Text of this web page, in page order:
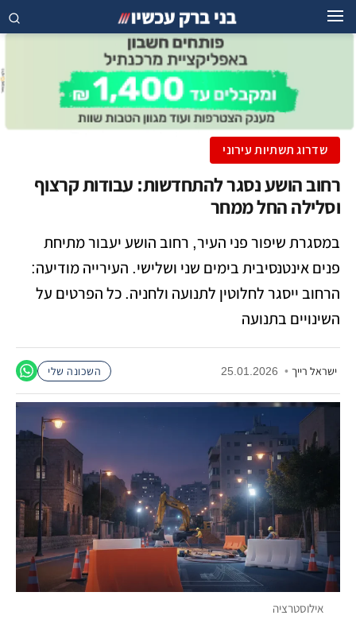
שדרוג תשתיות עירוני
רחוב הושע נסגר להתחדשות: עבודות קרצוף
וסלילה החל ממחר
במסגרת שיפור פני העיר, רחוב הושע יעבור מתיחת
פנים אינטנסיבית בימים שני ושלישי. העירייה מודיעה:
הרחוב ייסגר לחלוטין לתנועה ולחניה. כל הפרטים על
השינויים בתנועה
ישראל רייך •
25.01.2026 השכונה שלי
אילוסטרציה